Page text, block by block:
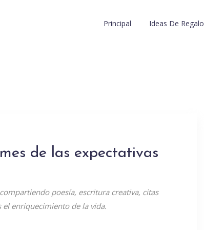
Principal Ideas De Regalo
de las expectativas
poesía, escritura creativa, citas
enriquecimiento de la vida.